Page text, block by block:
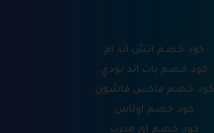
كود خصم اتش اند ام
كود خصم باث اند بودي
كود خصم ماكس فاشون
كود خصم اوناس
كود خصم اي هيرب